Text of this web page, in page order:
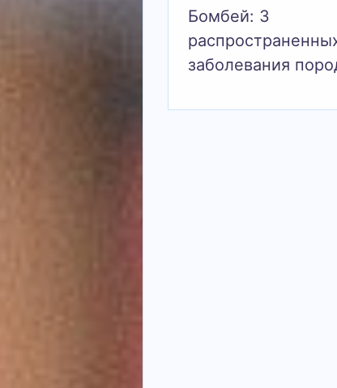
Бомбей: 3
заболевания